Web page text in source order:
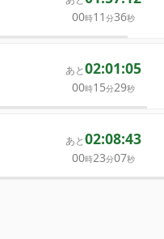
あと02:08:43
00時23分07秒
00時11 分36秒
あと02:01:05
00時15分29秒